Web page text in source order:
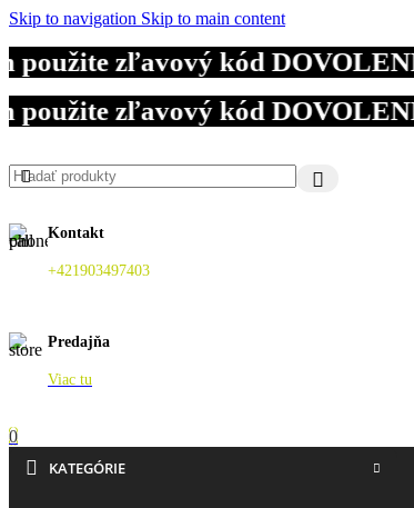
Skip to navigation Skip to main content
zľavový kód DOVOLENKA.
zľavový kód DOVOLENKA.
zľavový kód DOVOLENKA.
Kontakt
+421903497403
Predajňa
Viac tu
0
KATEGÓRIE